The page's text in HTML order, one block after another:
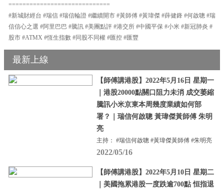
=============================
#新城財經台 #瑞信 #瑞信輪證 #繼續開市 #黃師傅 #黃瑋傑 #薛健鋒 #何啟聰 #瑞
信信心之選 #阿里巴巴 #騰訊 #美團點評 #港交所 #中國平保 #小米 #新冠肺炎 #
股市 #ATMX #恆生指數 #同股不同權 #匯控 #匯豐
最新上線
【師傅講港股】2022年5月16日 星期一
｜港股20000點關口阻力未消 成交萎縮
騰訊小米京東本周幾度業績如何部
署？｜瑞信何啟聰 黃瑋傑黃師傅 朱明
亮
主持： #瑞信何啟聰 #黃瑋傑黃師傅 #朱明亮
2022/05/16
【師傅講港股】2022年5月10日 星期二
｜美國拖累港股一度跌逾700點 恒指退